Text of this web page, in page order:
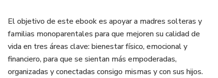
El objetivo de este ebook es apoyar a madres solteras y
familias monoparentales para que mejoren su calidad de
vida en tres áreas clave: bienestar físico, emocional y
financiero, para que se sientan más empoderadas,
organizadas y conectadas consigo mismas y con sus hijos.